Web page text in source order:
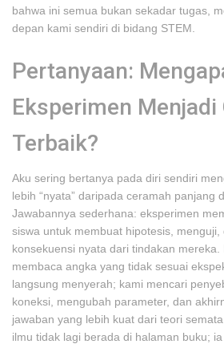
bahwa ini semua bukan sekadar tugas,
depan kami sendiri di bidang STEM.
Pertanyaan:
Eksperimen Menjadi
Terbaik?
Aku sering bertanya pada diri sendiri
lebih “nyata” daripada ceramah panjang
Jawabannya sederhana: eksperimen
siswa untuk membuat hipotesis, menguji,
konsekuensi nyata dari tindakan
membaca angka yang tidak sesuai
langsung menyerah; kami mencari
koneksi, mengubah parameter, dan
jawaban yang lebih kuat dari teori
ilmu tidak lagi berada di halaman buku;